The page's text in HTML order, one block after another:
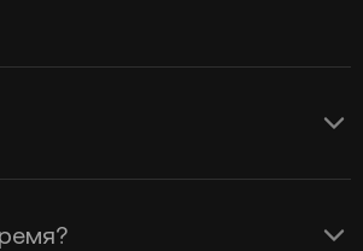
обновление цены
спрос и